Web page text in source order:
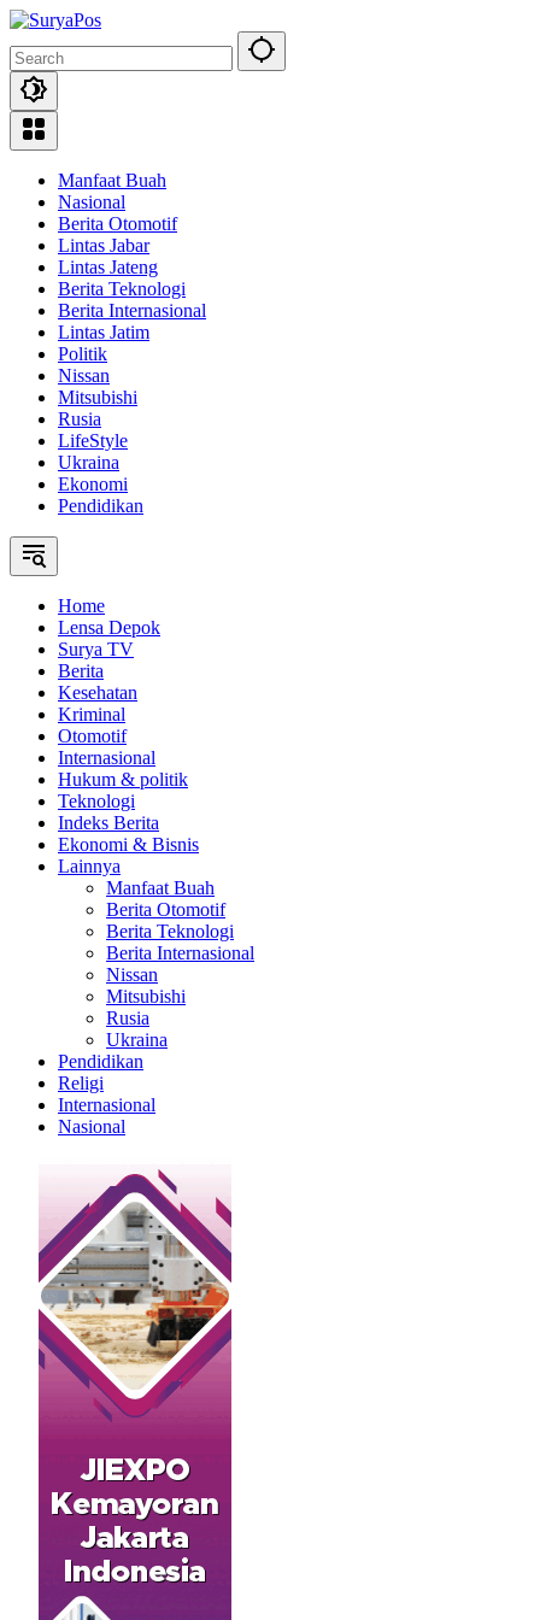
Skip
content
Manfaat Buah
Nasional
Berita Otomotif
Lintas Jabar
Lintas Jateng
Berita Teknologi
Berita Internasional
Lintas Jatim
Politik
Nissan
Mitsubishi
Rusia
LifeStyle
Ukraina
Ekonomi
Pendidikan
Home
Lensa Depok
Surya TV
Berita
Kesehatan
Kriminal
Otomotif
Internasional
Hukum & politik
Teknologi
Indeks Berita
Ekonomi & Bisnis
Lainnya
Manfaat Buah
Berita Otomotif
Berita Teknologi
Berita Internasional
Nissan
Mitsubishi
Rusia
Ukraina
Pendidikan
Religi
Internasional
Nasional